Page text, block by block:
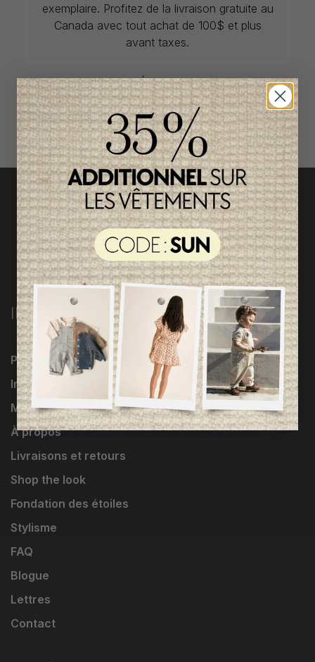
exemplaire. Profitez de la livraison gratuite au
Canada avec tout achat de 100$ et plus
avant taxes.
ACCÈS RAPIDE
magasinez par catégorie
INFORMATIONS
Programme Loyauté
Influenceuses
Marques
À propos
Livraisons et retours
Shop the look
Fondation des étoiles
Stylisme
FAQ
Blogue
Lettres
Contact